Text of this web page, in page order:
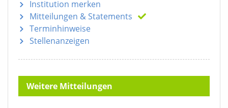
Institution merken
Mitteilungen & Statements
Terminhinweise
Stellenanzeigen
Weitere Mitteilungen